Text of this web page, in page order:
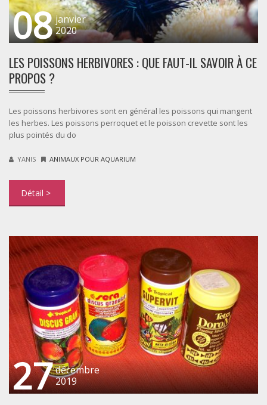
08 janvier
2020
LES POISSONS HERBIVORES : QUE FAUT-IL SAVOIR À CE
PROPOS ?
Les poissons herbivores sont en général les poissons qui mangent
les herbes. Les poissons perroquet et le poisson crevette sont les
plus pointés du do
YANIS ANIMAUX POUR AQUARIUM
27 décembre
2019